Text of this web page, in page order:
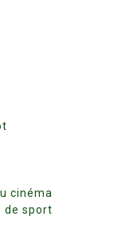
cinéma
de sport